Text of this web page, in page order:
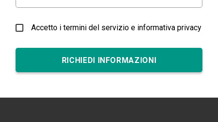
Accetto i termini del servizio e informativa privacy
RICHIEDI INFORMAZIONI